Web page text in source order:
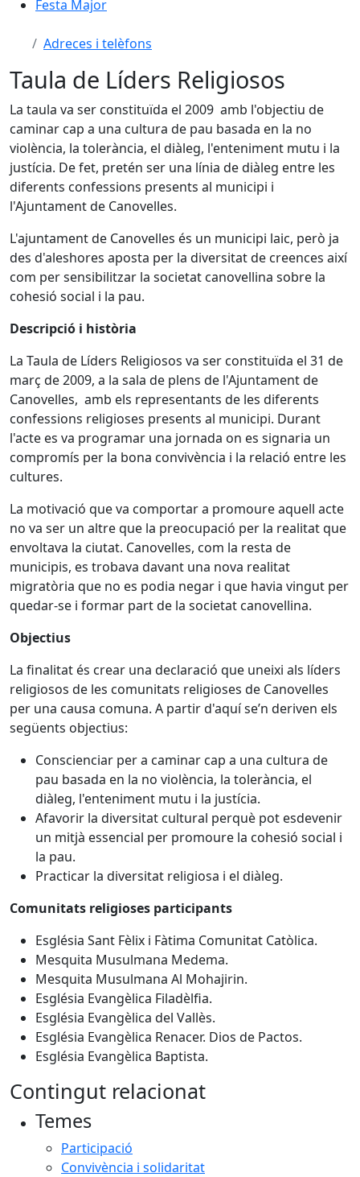
Festa Major
Adreces i telèfons
Taula de Líders Religiosos
La taula va ser constituïda el 2009 amb l'objectiu de
caminar cap a una cultura de pau basada en la no
violència, la tolerància, el diàleg, l'enteniment mutu i la
justícia. De fet, pretén ser una línia de diàleg entre les
diferents confessions presents al municipi i
l'Ajuntament de Canovelles.
L'ajuntament de Canovelles és un municipi laic, però ja
des d'aleshores aposta per la diversitat de creences així
com per sensibilitzar la societat canovellina sobre la
cohesió social i la pau.
Descripció i història
La Taula de Líders Religiosos va ser constituïda el 31 de
març de 2009, a la sala de plens de l'Ajuntament de
Canovelles, amb els representants de les diferents
confessions religioses presents al municipi. Durant
l'acte es va programar una jornada on es signaria un
compromís per la bona convivència i la relació entre les
cultures.
La motivació que va comportar a promoure aquell acte
no va ser un altre que la preocupació per la realitat que
envoltava la ciutat. Canovelles, com la resta de
municipis, es trobava davant una nova realitat
migratòria que no es podia negar i que havia vingut per
quedar-se i formar part de la societat canovellina.
Objectius
La finalitat és crear una declaració que uneixi als líders
religiosos de les comunitats religioses de Canovelles
per una causa comuna. A partir d'aquí se’n deriven els
següents objectius:
Conscienciar per a caminar cap a una cultura de
pau basada en la no violència, la tolerància, el
diàleg, l'enteniment mutu i la justícia.
Afavorir la diversitat cultural perquè pot esdevenir
un mitjà essencial per promoure la cohesió social i
la pau.
Practicar la diversitat religiosa i el diàleg.
Comunitats religioses participants
Església Sant Fèlix i Fàtima Comunitat Catòlica.
Mesquita Musulmana Medema.
Mesquita Musulmana Al Mohajirin.
Església Evangèlica Filadèlfia.
Església Evangèlica del Vallès.
Església Evangèlica Renacer. Dios de Pactos.
Església Evangèlica Baptista.
Contingut relacionat
Temes
Participació
Convivència i solidaritat